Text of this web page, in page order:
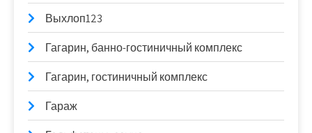
Выхлоп123
Гагарин, банно-гостиничный комплекс
Гагарин, гостиничный комплекс
Гараж